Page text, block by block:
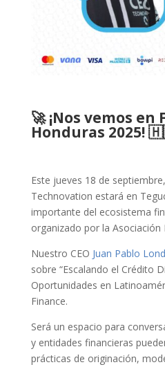
🚀 ¡Nos vemos
Honduras 2025!
Este jueves 18 de
Technovation estará en
importante del ecosistema
organizado por la Asociación
Nuestro CEO Juan Pablo
sobre “Escalando el Crédito
Oportunidades en
Finance.
Será un espacio para
y entidades financieras
prácticas de originación,